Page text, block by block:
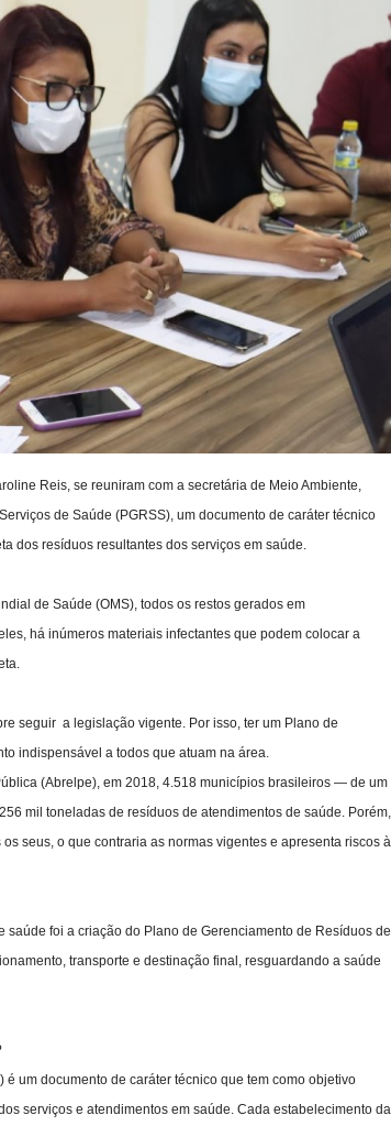
Reis, se reuniram com a secretária de Meio Ambiente,
de Saúde (PGRSS), um documento de caráter técnico
dos resíduos resultantes dos serviços em saúde.
de Saúde (OMS), todos os restos gerados em
há inúmeros materiais infectantes que podem colocar a
seguir a legislação vigente. Por isso, ter um Plano de
indispensável a todos que atuam na área.
(Abrelpe), em 2018, 4.518 municípios brasileiros — de um
mil toneladas de resíduos de atendimentos de saúde. Porém,
seus, o que contraria as normas vigentes e apresenta riscos à
foi a criação do Plano de Gerenciamento de Resíduos de
transporte e destinação final, resguardando a saúde
um documento de caráter técnico que tem como objetivo
serviços e atendimentos em saúde. Cada estabelecimento da